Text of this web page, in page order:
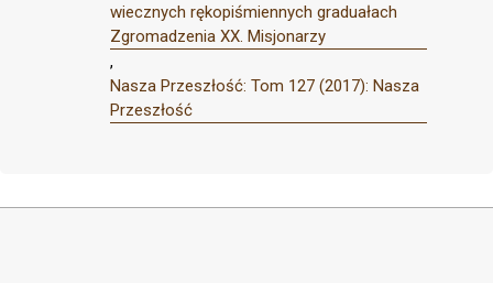
wiecznych rękopiśmiennych graduałach
Zgromadzenia XX. Misjonarzy
,
Nasza Przeszłość: Tom 127 (2017): Nasza
Przeszłość